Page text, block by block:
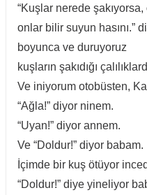
“Kuşlar nerede şakıyorsa,
onlar bilir suyun hasını.”
boyunca ve duruyoruz
kuşların şakıdığı
Ve iniyorum otobüsten,
“Ağla!” diyor ninem.
“Uyan!” diyor annem.
Ve “Doldur!” diyor babam.
İçimde bir kuş ötüyor
“Doldur!” diye yineliyor